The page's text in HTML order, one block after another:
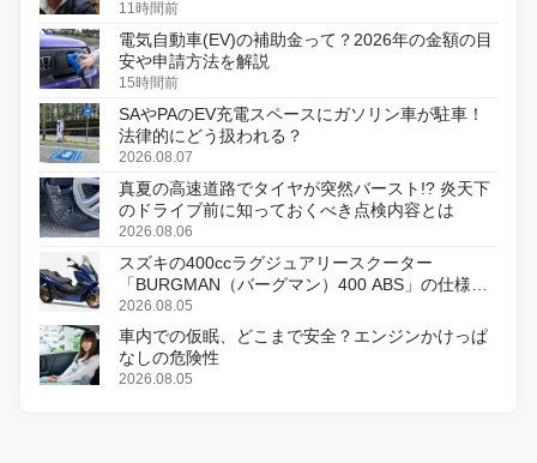
初のデジタルリマスター版で復活
11時間前
電気自動車(EV)の補助金って？2026年の金額の目
安や申請方法を解説
15時間前
SAやPAのEV充電スペースにガソリン車が駐車！
法律的にどう扱われる？
2026.08.07
真夏の高速道路でタイヤが突然バースト!? 炎天下
のドライブ前に知っておくべき点検内容とは
2026.08.06
スズキの400ccラグジュアリースクーター
「BURGMAN（バーグマン）400 ABS」の仕様を
変更し、8月18日に発売
2026.08.05
車内での仮眠、どこまで安全？エンジンかけっぱ
なしの危険性
2026.08.05